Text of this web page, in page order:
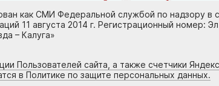
как СМИ Федеральной службой по надзору в
11 августа 2014 г. Регистрационный номер:
– Калуга»
Пользователей сайта, а также счетчики
в Политике по защите персональных данных.